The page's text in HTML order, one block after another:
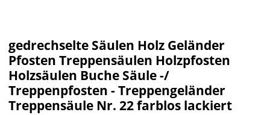
gedrechselte Säulen Holz Geländer
Pfosten Treppensäulen Holzpfosten
Holzsäulen Buche Säule -/
Treppenpfosten - Treppengeländer
Treppensäule Nr. 22 farblos lackiert